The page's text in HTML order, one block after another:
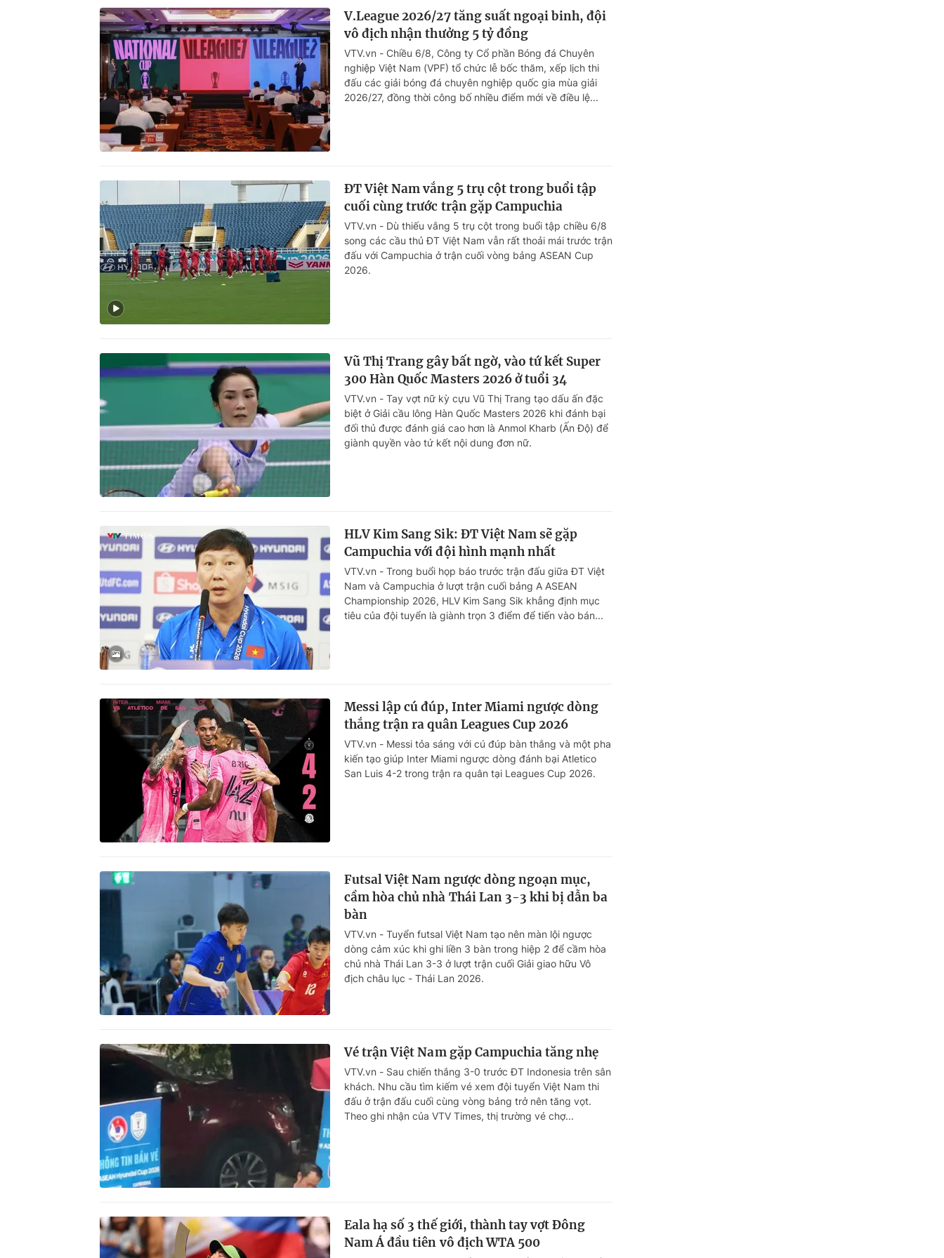
V.League 2026/27 tăng suất ngoại binh, đội
vô địch nhận thưởng 5 tỷ đồng
VTV.vn - Chiều 6/8, Công ty Cổ phần Bóng đá Chuyên
nghiệp Việt Nam (VPF) tổ chức lễ bốc thăm, xếp lịch thi
đấu các giải bóng đá chuyên nghiệp quốc gia mùa giải
2026/27, đồng thời công bố nhiều điểm mới về điều lệ...
ĐT Việt Nam vắng 5 trụ cột trong buổi tập
cuối cùng trước trận gặp Campuchia
VTV.vn - Dù thiếu vắng 5 trụ cột trong buổi tập chiều 6/8
song các cầu thủ ĐT Việt Nam vẫn rất thoải mái trước trận
đấu với Campuchia ở trận cuối vòng bảng ASEAN Cup
2026.
Vũ Thị Trang gây bất ngờ, vào tứ kết Super
300 Hàn Quốc Masters 2026 ở tuổi 34
VTV.vn - Tay vợt nữ kỳ cựu Vũ Thị Trang tạo dấu ấn đặc
biệt ở Giải cầu lông Hàn Quốc Masters 2026 khi đánh bại
đối thủ được đánh giá cao hơn là Anmol Kharb (Ấn Độ) để
giành quyền vào tứ kết nội dung đơn nữ.
HLV Kim Sang Sik: ĐT Việt Nam sẽ gặp
Campuchia với đội hình mạnh nhất
VTV.vn - Trong buổi họp báo trước trận đấu giữa ĐT Việt
Nam và Campuchia ở lượt trận cuối bảng A ASEAN
Championship 2026, HLV Kim Sang Sik khẳng định mục
tiêu của đội tuyển là giành trọn 3 điểm để tiến vào bán...
Messi lập cú đúp, Inter Miami ngược dòng
thắng trận ra quân Leagues Cup 2026
VTV.vn - Messi tỏa sáng với cú đúp bàn thắng và một pha
kiến tạo giúp Inter Miami ngược dòng đánh bại Atletico
San Luis 4-2 trong trận ra quân tại Leagues Cup 2026.
Futsal Việt Nam ngược dòng ngoạn mục,
cầm hòa chủ nhà Thái Lan 3-3 khi bị dẫn ba
bàn
VTV.vn - Tuyển futsal Việt Nam tạo nên màn lội ngược
dòng cảm xúc khi ghi liền 3 bàn trong hiệp 2 để cầm hòa
chủ nhà Thái Lan 3-3 ở lượt trận cuối Giải giao hữu Vô
địch châu lục - Thái Lan 2026.
Vé trận Việt Nam gặp Campuchia tăng nhẹ
VTV.vn - Sau chiến thắng 3-0 trước ĐT Indonesia trên sân
khách. Nhu cầu tìm kiếm vé xem đội tuyển Việt Nam thi
đấu ở trận đấu cuối cùng vòng bảng trở nên tăng vọt.
Theo ghi nhận của VTV Times, thị trường vé chợ...
Eala hạ số 3 thế giới, thành tay vợt Đông
Nam Á đầu tiên vô địch WTA 500